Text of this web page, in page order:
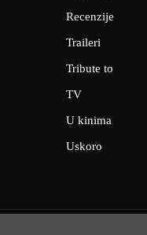
Recenzije
Traileri
Tribute to
TV
U kinima
Uskoro